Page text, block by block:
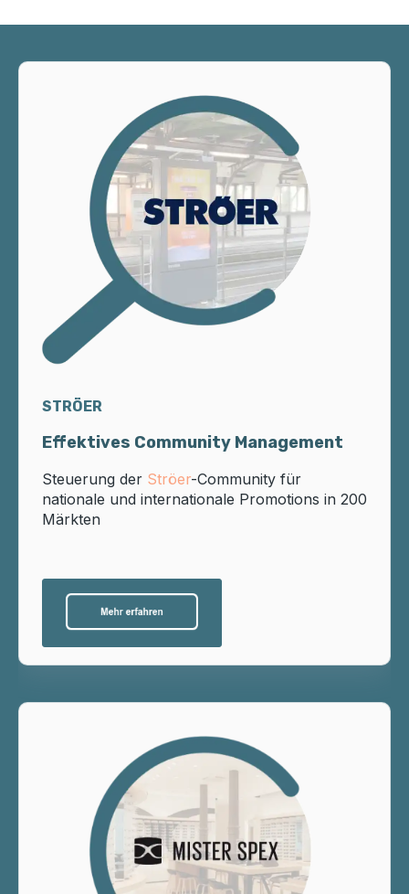
STRÖER
Effektives Community Management
Steuerung der Ströer-Community für
nationale und internationale Promotions in 200
Märkten